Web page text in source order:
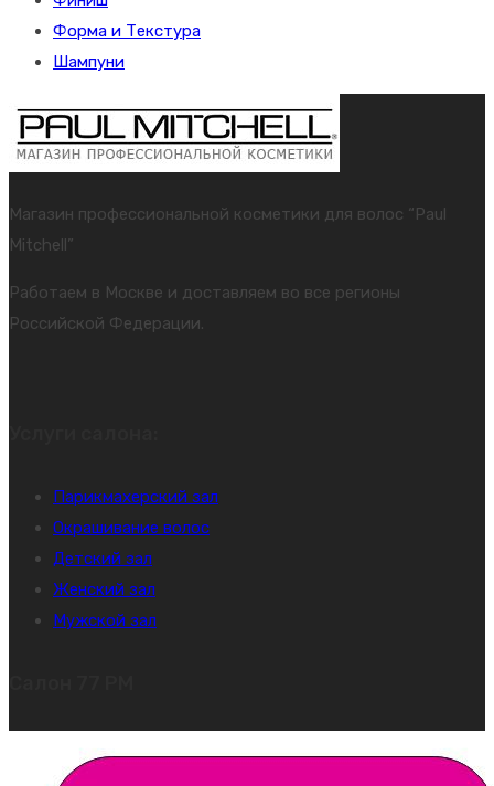
Форма и Текстура
Шампуни
Магазин профессиональной косметики для волос “Paul
Mitchell”
Работаем в Москве и доставляем во все регионы
Российской Федерации.
Парикмахерский зал
Окрашивание волос
Детский зал
Женский зал
Мужской зал